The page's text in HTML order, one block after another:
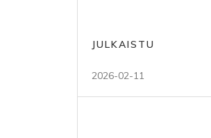
JULKAISTU
2026-02-11